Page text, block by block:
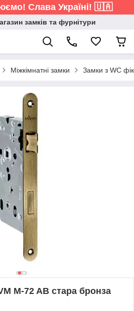
Слава Україні! 🇺🇦
замків та фурнітури
Міжкімнатні замки Замки з WC
M-72 AB стара бронза